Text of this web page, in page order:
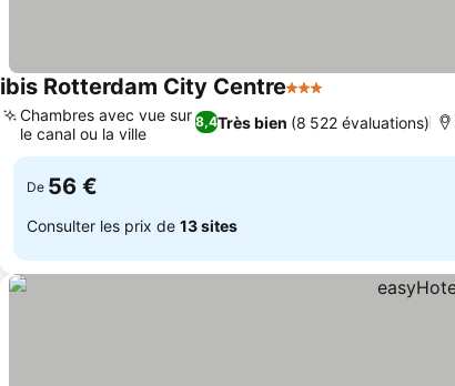
ibis Rotterdam City Centre3 Étoiles
8,4Très bien (8 522 évaluations)
Chambres avec vue sur
le canal ou la ville
De 56 €
Consulter les prix de 13 sites